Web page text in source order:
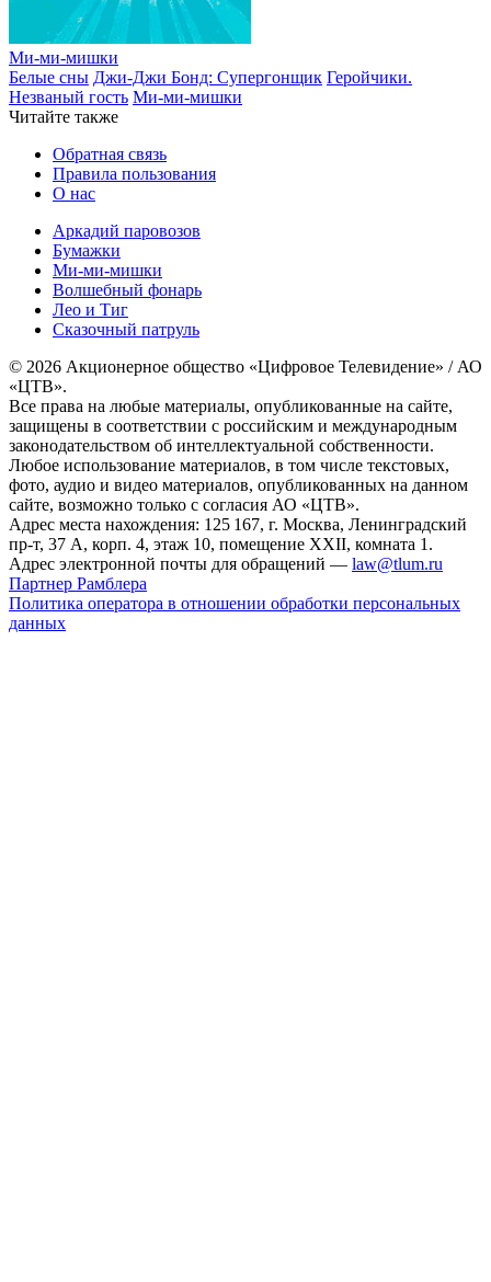
Ми-ми-мишки
Белые сны Джи-Джи Бонд: Супергонщик Геройчики.
Незваный гость Ми-ми-мишки
Читайте также
Обратная связь
Правила пользования
О нас
Аркадий паровозов
Бумажки
Ми-ми-мишки
Волшебный фонарь
Лео и Тиг
Сказочный патруль
© 2026 Акционерное общество «Цифровое Телевидение» / АО
«ЦТВ».
Все права на любые материалы, опубликованные на сайте,
защищены в соответствии с российским и международным
законодательством об интеллектуальной собственности.
Любое использование материалов, в том числе текстовых,
фото, аудио и видео материалов, опубликованных на данном
сайте, возможно только с согласия АО «ЦТВ».
Адрес места нахождения: 125 167, г. Москва, Ленинградский
пр-т, 37 А, корп. 4, этаж 10, помещение XXII, комната 1.
Адрес электронной почты для обращений — law@tlum.ru
Партнер Рамблера
Политика оператора в отношении обработки персональных
данных